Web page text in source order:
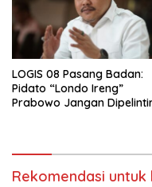
LOGIS 08 Pasang Badan:
Pidato “Londo Ireng”
Prabowo Jangan
Rekomendasi untuk